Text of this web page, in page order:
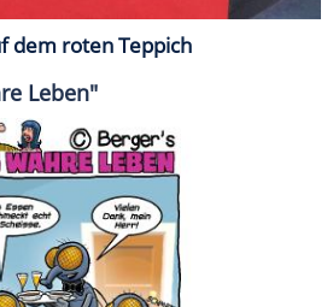
dem roten Teppich
Leben"